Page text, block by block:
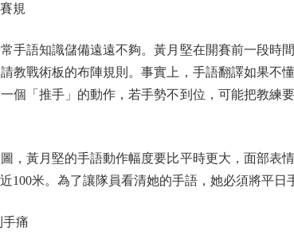
規
語知識儲備遠遠不夠。黃月堅在開賽前一段時
教戰術板的布陣規則。事實上，手語翻譯如果
個「推手」的動作，若手勢不到位，可能把教
黃月堅的手語動作幅度要比平時更大，面部表
100米。為了讓隊員看清她的手語，她必須將平日
痛